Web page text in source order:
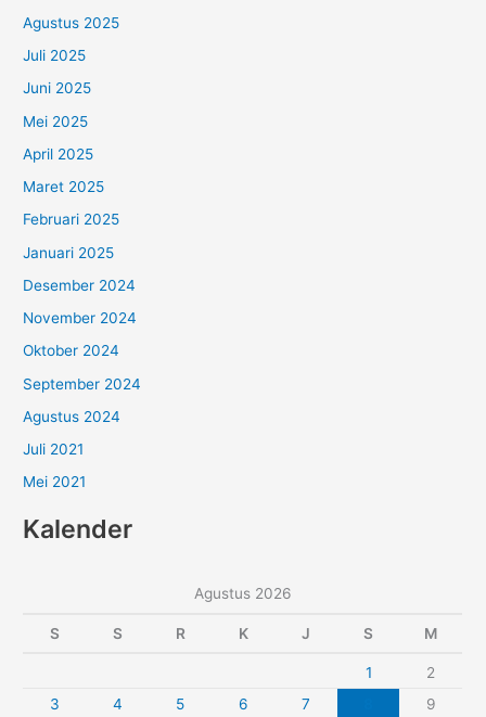
Agustus 2025
Juli 2025
Juni 2025
Mei 2025
April 2025
Maret 2025
Februari 2025
Januari 2025
Desember 2024
November 2024
Oktober 2024
September 2024
Agustus 2024
Juli 2021
Mei 2021
Kalender
Agustus 2026
S S R K J S M
1
2
3
4 5 6 7 9